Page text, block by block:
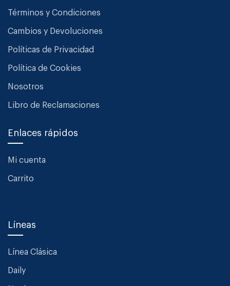
Términos y Condiciones
Cambios y Devoluciones
Políticas de Privacidad
Política de Cookies
Nosotros
Libro de Reclamaciones
Enlaces rápidos
Mi cuenta
Carrito
Líneas
Línea Clásica
Daily